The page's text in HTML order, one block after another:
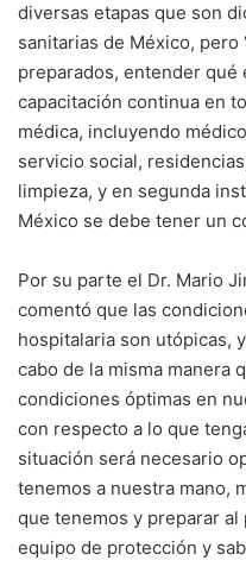
diversas etapas que son
sanitarias de México,
preparados, entender qué
capacitación continua en
médica, incluyendo
servicio social,
limpieza, y en segunda
México se debe tener un
Por su parte el Dr. Mario
comentó que las
hospitalaria son utópicas,
cabo de la misma manera
condiciones óptimas en
con respecto a lo que
situación será necesario
tenemos a nuestra mano,
que tenemos y preparar
equipo de protección y